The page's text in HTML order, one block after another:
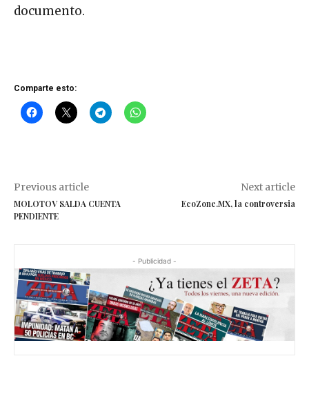
documento.
Comparte esto:
Previous article
MOLOTOV SALDA CUENTA
PENDIENTE
Next article
EcoZone.MX, la controversia
- Publicidad -